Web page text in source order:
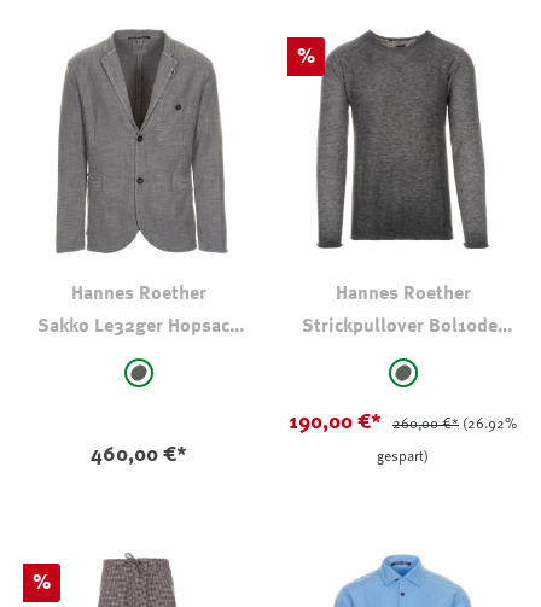
Hannes Roether
Sakko Le32ger Hopsack
auswählen
grüngrau
460,00 €*
Rabatt
%
Hannes Roether
Strickpullover Bol10der
auswählen
grüngrau
190,00 €* 260,00 €* (26.92%
gespart)
Rabatt
%